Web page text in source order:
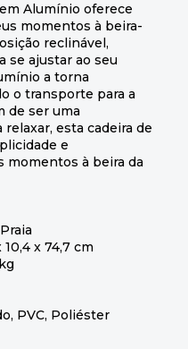
Alumínio oferece
momentos à beira-
reclinável,
se ajustar ao seu
a torna
o transporte para a
de ser uma
esta cadeira de
e
momentos à beira da
x 74,7 cm
PVC, Poliéster